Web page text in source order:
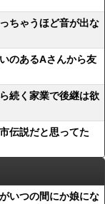
ちゃうほど音が出な
のあるAさんから友
続く家業で後継は欲
伝説だと思ってた
いつの間にか娘にな